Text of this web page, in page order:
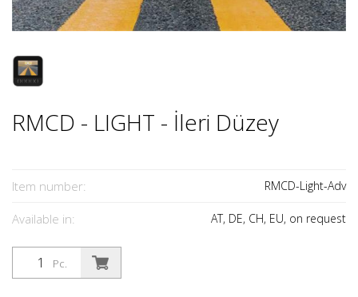
RMCD - LIGHT - İleri Düzey
Item number: RMCD-Light-Adv
Available in: AT, DE, CH, EU, on request
Pc.